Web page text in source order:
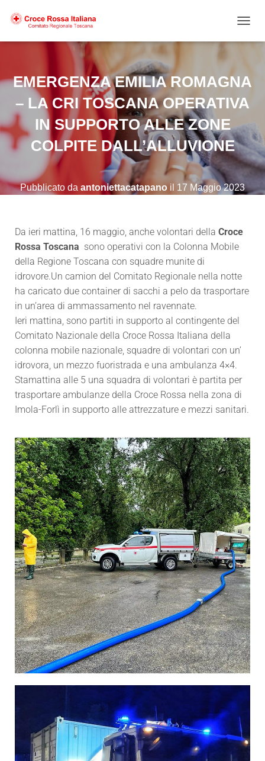
EMERGENZA EMILIA ROMAGNA
– LA CRI TOSCANA OPERATIVA
IN SUPPORTO ALLE ZONE
COLPITE DALL’ALLUVIONE
Pubblicato da antoniettacatapano il 17 Maggio 2023
Da ieri mattina, 16 maggio, anche volontari della Croce
Rossa Toscana sono operativi con la Colonna Mobile
della Regione Toscana con squadre munite di
idrovore.Un camion del Comitato Regionale nella notte
ha caricato due container di sacchi a pelo da trasportare
in un’area di ammassamento nel ravennate.
Ieri mattina, sono partiti in supporto al contingente del
Comitato Nazionale della Croce Rossa Italiana della
colonna mobile nazionale, squadre di volontari con un’
idrovora, un mezzo fuoristrada e una ambulanza 4×4.
Stamattina alle 5 una squadra di volontari è partita per
trasportare ambulanze della Croce Rossa nella zona di
Imola-Forlì in supporto alle attrezzature e mezzi sanitari.